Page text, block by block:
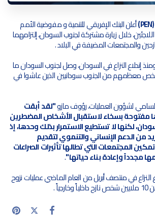
أعلن البنك الإفريقي للتنمية و مفوضية الأمم
خلال زيارة مشتركة لجنوب السودان، إلتزامهما
والمجتمعات المضيفة في البلاد .
إندلاع النزاع في السودان، وصل لجنوب السودان ما
معظمهم من الجنوب سودانيين الذين عاشوا في
لشؤون العمليات، رؤوف مازو"لقد أبقت
مفتوحة بسخاء لاستقبال الأشخاص المضطرين
لكنها لا تستطيع الاستمرار بذلك وحدها، إذ
من الدعم الإنساني والتنموي لتقديم
المجتمعات التي تطالها تأثيرات الصراعات
مجدداً وإعادة بناء حياتها".
في منتصف أبريل من العام الماضي عمليات نزوح
.